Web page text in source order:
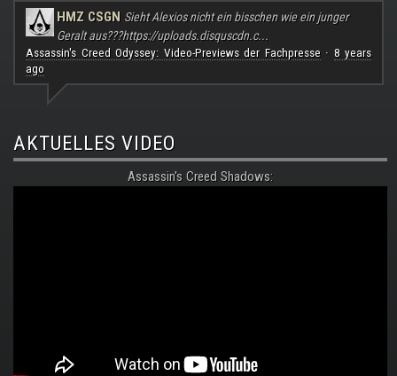
HMZ CSGN Sieht Alexios nicht ein bisschen wie ein junger
Geralt aus???https://uploads.disquscdn.c...
Assassin's Creed Odyssey: Video-Previews der Fachpresse· 8 years
ago
AKTUELLES VIDEO
Assassin's Creed Shadows: